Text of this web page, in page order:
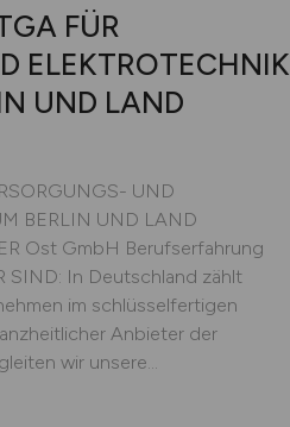
FÜR
ELEKTROTECHNIK
UND LAND
UND
BERLIN UND LAND
Ost GmbH Berufserfahrung
SIND: In Deutschland zählt
im schlüsselfertigen
Anbieter der
wir unsere...